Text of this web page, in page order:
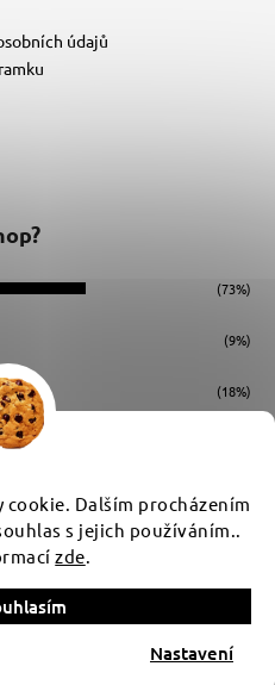
Dalším procházením
s jejich používáním..
zde.
Nastavení
údajů
(73%)
(9%)
(18%)
práva vyhrazena.